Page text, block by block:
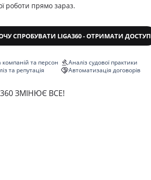
роботи прямо зараз.
СПРОБУВАТИ LIGA360 - ОТРИМАТИ ДОСТУП
компаній та персон
та репутація
Аналіз судової практики
Автоматизація договорів
ЗМІНЮЄ ВСЕ!